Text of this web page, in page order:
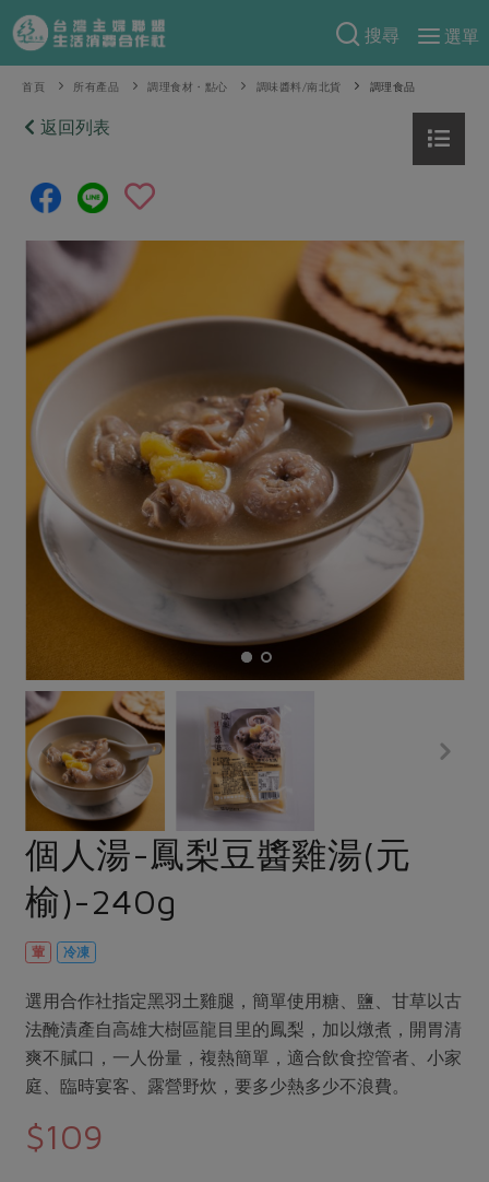
搜尋
選單
產品分類
當季蔬果
芽苗類
辛香料類
奶蛋豆・五穀
蛋
豆製品 米麵雜糧
肉品・水產
畜產肉類 水產
水畜加工品
調理食材・點心
烘焙
休閒零嘴 沖泡飲品
保健食品
居家好物
美妝保養 個人清潔
家庭清潔 織品
日用品
防災用品
最新產品
優惠專區
食譜料理
食材
海鮮
常備菜
蔬食
蛋料理
料理方式
烘焙．點心
漬物
涼拌沙拉
飲品
主題食譜
異國料理
養身食補
節慶大餐
高麗菜海鮮煎餅
特別企畫
預購活動
把最好的台灣味帶回家！
防災用品預購圓滿結束
2026年端午節預購圓滿結束
更多預購活動
當季產品
合作25-經典快閃最後一週
合作25-精選產品第四彈
合作25-精選產品第三彈
議題活動
主婦聯盟X樂齡網特約優惠案
30%rPET紅烏龍茶
2024農業發展計畫年度報告
更多議題活動
把最好的台灣味帶回家！
綠主張
觀點文章
主婦食堂 一籃菜真心話
社內大小事
產品故事 生活提案
樂齡生活 親子食育
廚房瑜伽
關注議題
減硝酸鹽
支持本土農糧
廢核運動 能源議題
減添加物 減塑減廢
公益金 食農教育
更多議題
生活者e週報
綠主張月刊
典藏閱覽室
關於合作社
認識合作社
關於我們
合作社組織
員工與求才
產品檢驗
自主把關
社員權益
合作社法規
社務專區
選舉專區
最新消息
下載專區
地區活動
社務會議
重要公告
首頁 所有產品 調理食材・點心 調味醬料/南北貨 調理食品
返回列表
個人湯-鳳梨豆醬雞湯(元
榆)-240g
葷 冷凍
選用合作社指定黑羽土雞腿，簡單使用糖、鹽、甘草以古
法醃漬產自高雄大樹區龍目里的鳳梨，加以燉煮，開胃清
爽不膩口，一人份量，複熱簡單，適合飲食控管者、小家
庭、臨時宴客、露營野炊，要多少熱多少不浪費。
$109